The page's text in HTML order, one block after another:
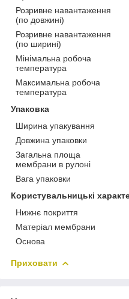
Розривне навантаження
(по довжині)
Розривне навантаження
(по ширині)
Мінімальна робоча
температура
Максимальна робоча
температура
Упаковка
Ширина упакування
Довжина упаковки
Загальна площа
мембрани в рулоні
Вага упаковки
Користувальницькі
Нижнє покриття
Матеріал мембрани
Основа
Приховати